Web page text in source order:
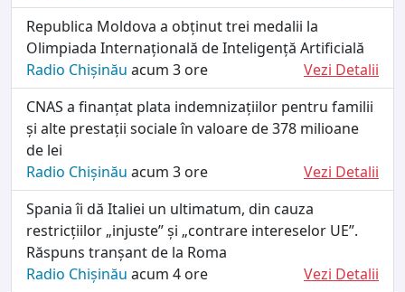
Republica Moldova a obținut trei medalii la
Olimpiada Internațională de Inteligență Artificială
Radio Chișinău acum 3 ore
Vezi Detalii
CNAS a finanțat plata indemnizațiilor pentru familii
și alte prestații sociale în valoare de 378 milioane
de lei
Radio Chișinău acum 3 ore
Vezi Detalii
Spania îi dă Italiei un ultimatum, din cauza
restricțiilor „injuste” și „contrare intereselor UE”.
Răspuns tranșant de la Roma
Radio Chișinău acum 4 ore
Vezi Detalii